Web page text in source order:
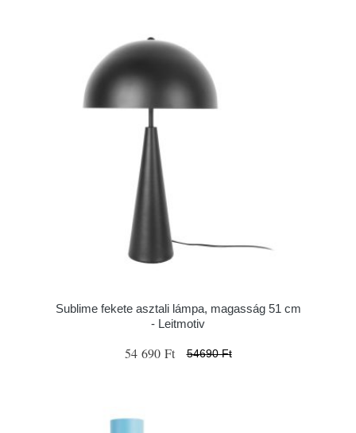
Sublime fekete asztali lámpa, magasság 51 cm
- Leitmotiv
54 690 Ft 54690 Ft